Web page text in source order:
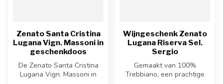
Zenato Santa Cristina
Lugana Vign. Massoni in
geschenkdoos
De Zenato Santa Cristina
Lugana Vign. Massoni in
Wijngeschenk Zenato
Lugana Riserva Sel.
Sergio
Gemaakt van 100%
Trebbiano, een prachtige